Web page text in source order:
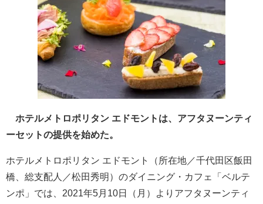
ホテルメトロポリタン エドモントは、アフタヌーンティ
ーセットの提供を始めた。
ホテルメトロポリタン エドモント（所在地／千代田区飯田
橋、総支配人／松田秀明）のダイニング・カフェ「ベルテ
ンポ」では、2021年5月10日（月）よりアフタヌーンティ